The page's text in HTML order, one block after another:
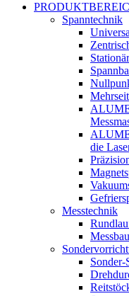
Spanntechnik
die
Messtechnik
Sonder-